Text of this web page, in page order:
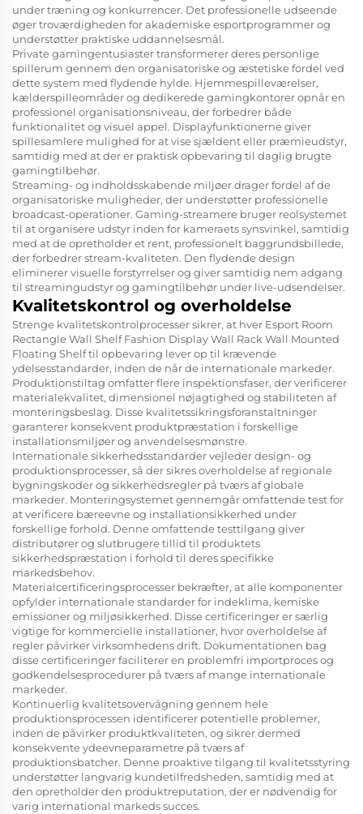
under træning og konkurrencer. Det professionelle udseende
øger troværdigheden for akademiske esportprogrammer og
understøtter praktiske uddannelsesmål.
Private gamingentusiaster transformerer deres personlige
spillerum gennem den organisatoriske og æstetiske fordel ved
dette system med flydende hylde. Hjemmespilleværelser,
kælderspilleområder og dedikerede gamingkontorer opnår en
professionel organisationsniveau, der forbedrer både
funktionalitet og visuel appel. Displayfunktionerne giver
spillesamlere mulighed for at vise sjældent eller præmieudstyr,
samtidig med at der er praktisk opbevaring til daglig brugte
gamingtilbehør.
Streaming- og indholdsskabende miljøer drager fordel af de
organisatoriske muligheder, der understøtter professionelle
broadcast-operationer. Gaming-streamere bruger reolsystemet
til at organisere udstyr inden for kameraets synsvinkel, samtidig
med at de opretholder et rent, professionelt baggrundsbillede,
der forbedrer stream-kvaliteten. Den flydende design
eliminerer visuelle forstyrrelser og giver samtidig nem adgang
til streamingudstyr og gamingtilbehør under live-udsendelser.
Kvalitetskontrol og overholdelse
Strenge kvalitetskontrolprocesser sikrer, at hver Esport Room
Rectangle Wall Shelf Fashion Display Wall Rack Wall Mounted
Floating Shelf til opbevaring lever op til krævende
ydelsesstandarder, inden de når de internationale markeder.
Produktionstiltag omfatter flere inspektionsfaser, der verificerer
materialekvalitet, dimensionel nøjagtighed og stabiliteten af
monteringsbeslag. Disse kvalitetssikringsforanstaltninger
garanterer konsekvent produktpræstation i forskellige
installationsmiljøer og anvendelsesmønstre.
Internationale sikkerhedsstandarder vejleder design- og
produktionsprocesser, så der sikres overholdelse af regionale
bygningskoder og sikkerhedsregler på tværs af globale
markeder. Monteringsystemet gennemgår omfattende test for
at verificere bæreevne og installationsikkerhed under
forskellige forhold. Denne omfattende testtilgang giver
distributører og slutbrugere tillid til produktets
sikkerhedspræstation i forhold til deres specifikke
markedsbehov.
Materialcertificeringsprocesser bekræfter, at alle komponenter
opfylder internationale standarder for indeklima, kemiske
emissioner og miljøsikkerhed. Disse certificeringer er særlig
vigtige for kommercielle installationer, hvor overholdelse af
regler påvirker virksomhedens drift. Dokumentationen bag
disse certificeringer faciliterer en problemfri importproces og
godkendelsesprocedurer på tværs af mange internationale
markeder.
Kontinuerlig kvalitetsovervågning gennem hele
produktionsprocessen identificerer potentielle problemer,
inden de påvirker produktkvaliteten, og sikrer dermed
konsekvente ydeevneparametre på tværs af
produktionsbatcher. Denne proaktive tilgang til kvalitetsstyring
understøtter langvarig kundetilfredsheden, samtidig med at
den opretholder den produktreputation, der er nødvendig for
varig international markeds succes.